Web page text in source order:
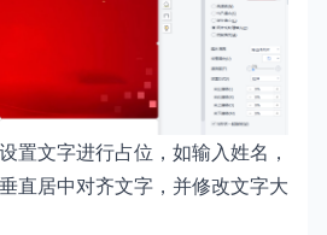
置文字进行占位，如输入姓名，
直居中对齐文字，并修改文字大